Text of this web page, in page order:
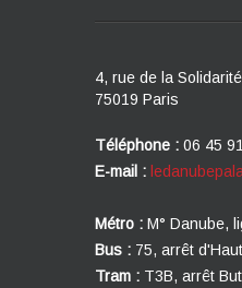
4, rue de la
75019 Paris
Téléphone : 06 45
E-mail :
Métro : M° Danube,
Bus : 75, arrêt
Tram : T3B, arrêt